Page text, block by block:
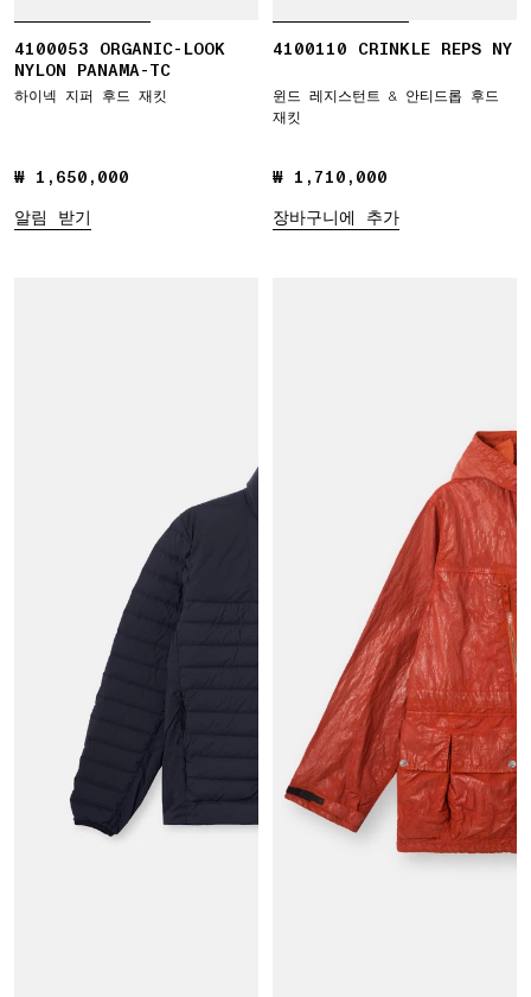
4100053 ORGANIC-LOOK
NYLON PANAMA-TC
하이넥 지퍼 후드 재킷
₩ 1,650,000
₩ 1,650,000
알림 받기
4100110 CRINKLE REPS NY
윈드 레지스턴트 & 안티드롭 후드
재킷
₩ 1,710,000
₩ 1,710,000
장바구니에 추가